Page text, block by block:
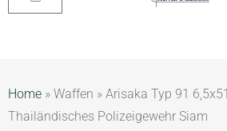
Home » Waffen » Arisaka Typ 91
Thailändisches Polizeigewehr Siam